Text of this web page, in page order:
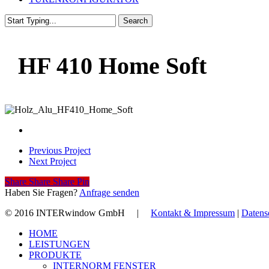
Search
HF 410 Home Soft
Previous Project
Next Project
Share
Share Share Share Pin
Haben Sie Fragen? Anfrage senden
© 2016 INTERwindow GmbH | Kontakt & Impressum |
Close
Menu
HOME
LEISTUNGEN
PRODUKTE
INTERNORM FENSTER